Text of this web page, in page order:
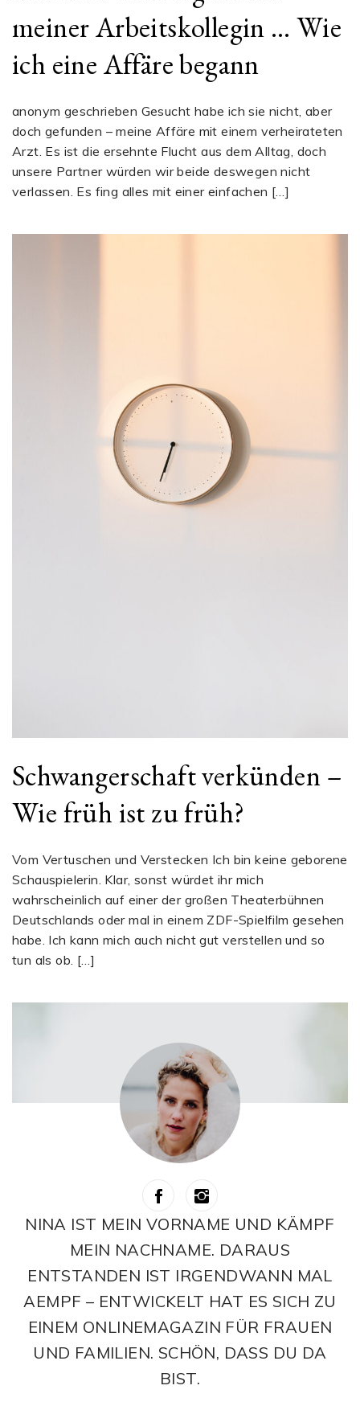
meiner Arbeitskollegin … Wie
ich eine Affäre begann
anonym geschrieben Gesucht habe ich sie nicht, aber
doch gefunden – meine Affäre mit einem verheirateten
Arzt. Es ist die ersehnte Flucht aus dem Alltag, doch
unsere Partner würden wir beide deswegen nicht
verlassen. Es fing alles mit einer einfachen […]
Schwangerschaft verkünden –
Wie früh ist zu früh?
Vom Vertuschen und Verstecken Ich bin keine geborene
Schauspielerin. Klar, sonst würdet ihr mich
wahrscheinlich auf einer der großen Theaterbühnen
Deutschlands oder mal in einem ZDF-Spielfilm gesehen
habe. Ich kann mich auch nicht gut verstellen und so
tun als ob. […]
NINA IST MEIN VORNAME UND KÄMPF
MEIN NACHNAME. DARAUS
ENTSTANDEN IST IRGENDWANN MAL
AEMPF – ENTWICKELT HAT ES SICH ZU
EINEM ONLINEMAGAZIN FÜR FRAUEN
UND FAMILIEN. SCHÖN, DASS DU DA
BIST.